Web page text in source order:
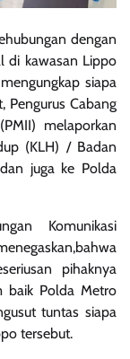
dengan
di kawasan Lippo
siapa
Pengurus Cabang
melaporkan
(KLH) / Badan
juga ke Polda
Komunikasi
pihaknya
baik Polda Metro
tuntas siapa
tersebut.